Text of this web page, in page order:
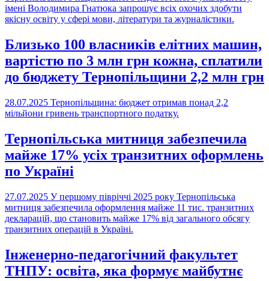
імені Володимира Гнатюка запрошує всіх охочих здобути
якісну освіту у сфері мови, літератури та журналістики.
Близько 100 власників елітних машин,
вартістю по 3 млн грн кожна, сплатили
до бюджету Тернопільщини 2,2 млн грн
28.07.2025 Тернопільщина: бюджет отримав понад 2,2
мільйони гривень транспортного податку.
Тернопільська митниця забезпечила
майже 17% усіх транзитних оформлень
по Україні
27.07.2025 У першому півріччі 2025 року Тернопільська
митниця забезпечила оформлення майже 11 тис. транзитних
декларацій, що становить майже 17% від загального обсягу
транзитних операцій в Україні.
Інженерно-педагогічний факультет
ТНПУ: освіта, яка формує майбутнє